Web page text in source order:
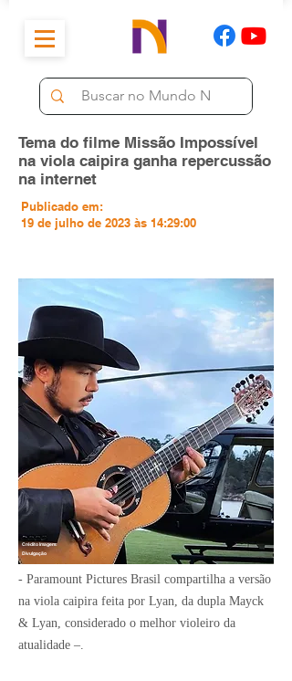
Tema do filme Missão Impossível
na viola caipira ganha repercussão
na internet
Publicado em:
19 de julho de 2023 às 14:29:00
Divulgação
Crédito Imagem:
- Paramount Pictures Brasil compartilha a versão
na viola caipira feita por Lyan, da dupla Mayck
& Lyan, considerado o melhor violeiro da
atualidade –.